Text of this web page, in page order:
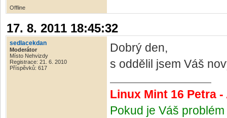
Offline
17. 8. 2011 18:45:32
sedlacekdan
Moderátor
Místo Nehvizdy
Registrace: 21. 6. 2010
Příspěvků: 617
Dobrý den,
s oddělil jsem Váš
Linux Mint 16 Petra
Pokud je Váš